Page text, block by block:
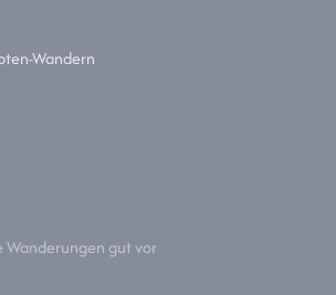
Wandern
Wanderungen gut vor